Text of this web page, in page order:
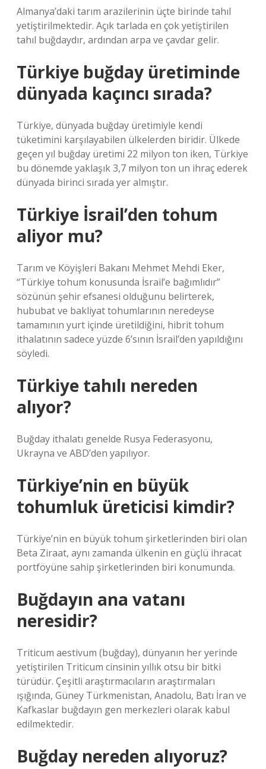
Almanya’daki tarım arazilerinin üçte birinde tahıl
yetiştirilmektedir. Açık tarlada en çok yetiştirilen
tahıl buğdaydır, ardından arpa ve çavdar gelir.
Türkiye buğday üretiminde
dünyada kaçıncı sırada?
Türkiye, dünyada buğday üretimiyle kendi
tüketimini karşılayabilen ülkelerden biridir. Ülkede
geçen yıl buğday üretimi 22 milyon ton iken, Türkiye
bu dönemde yaklaşık 3,7 milyon ton un ihraç ederek
dünyada birinci sırada yer almıştır.
Türkiye İsrail’den tohum
aliyor mu?
Tarım ve Köyişleri Bakanı Mehmet Mehdi Eker,
“Türkiye tohum konusunda İsrail’e bağımlıdır”
sözünün şehir efsanesi olduğunu belirterek,
hububat ve bakliyat tohumlarının neredeyse
tamamının yurt içinde üretildiğini, hibrit tohum
ithalatının sadece yüzde 6’sının İsrail’den yapıldığını
söyledi.
Türkiye tahılı nereden
alıyor?
Buğday ithalatı genelde Rusya Federasyonu,
Ukrayna ve ABD’den yapılıyor.
Türkiye’nin en büyük
tohumluk üreticisi kimdir?
Türkiye’nin en büyük tohum şirketlerinden biri olan
Beta Ziraat, aynı zamanda ülkenin en güçlü ihracat
portföyüne sahip şirketlerinden biri konumunda.
Buğdayın ana vatanı
neresidir?
Triticum aestivum (buğday), dünyanın her yerinde
yetiştirilen Triticum cinsinin yıllık otsu bir bitki
türüdür. Çeşitli araştırmacıların araştırmaları
ışığında, Güney Türkmenistan, Anadolu, Batı İran ve
Kafkaslar buğdayın gen merkezleri olarak kabul
edilmektedir.
Buğday nereden alıyoruz?